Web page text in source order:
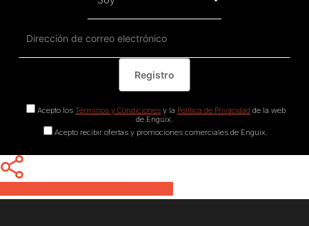
Acepto los Términos y Condicionesy la Política de Privacidad de la web
de Enguix.
Acepto recibir ofertas y promociones comerciales de Enguix.